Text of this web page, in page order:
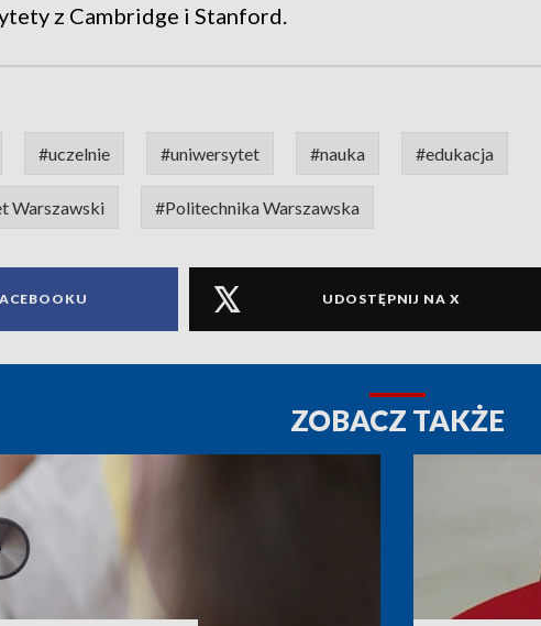
z Cambridge i Stanford.
#uczelnie #uniwersytet #nauka #edukacja
Warszawski #Politechnika Warszawska
UDOSTĘPNIJ NA X
ZOBACZ TAKŻE